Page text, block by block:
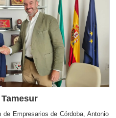
Empresarios de Córdoba, Antonio